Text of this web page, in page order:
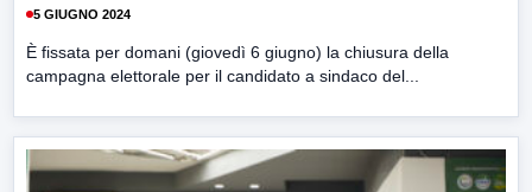
5 GIUGNO 2024
È fissata per domani (giovedì 6 giugno) la chiusura della
campagna elettorale per il candidato a sindaco del...